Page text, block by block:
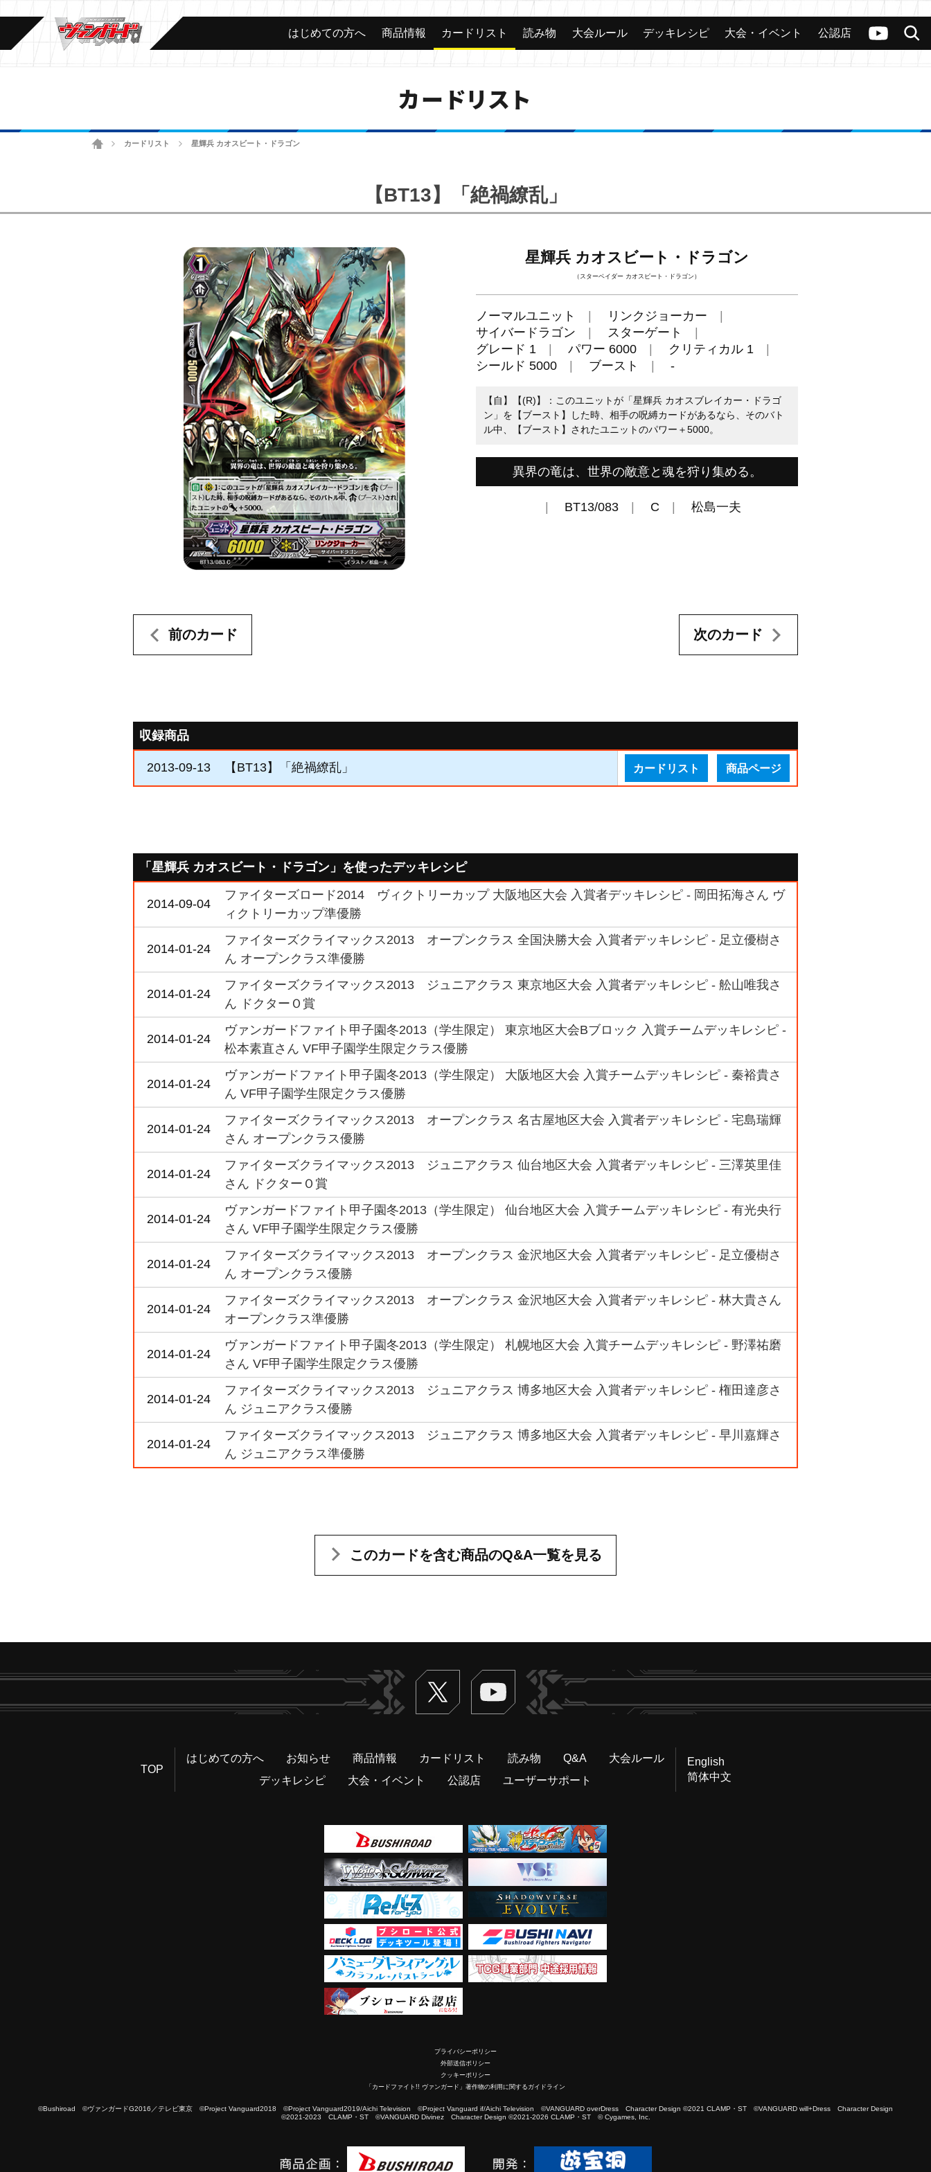
ヴァンガードch
検索
カード 大会 公認店舗 その他
はじめての方へ 商品情報 カードリスト 読み物 大会ルール デッキレシピ 大会・イベント 公認店
カードリスト
ホームカードリスト 星輝兵 カオスビート・ドラゴン
【BT13】「絶禍繚乱」
星輝兵 カオスビート・ドラゴン
（スターベイダー カオスビート・ドラゴン）
ノーマルユニット
リンクジョーカー
サイバードラゴン
スターゲート
グレード 1
パワー 6000
クリティカル 1
シールド 5000
ブースト -
【自】【(R)】：このユニットが「星輝兵 カオスブレイカー・ドラゴ
ン」を【ブースト】した時、相手の呪縛カードがあるなら、そのバト
ル中、【ブースト】されたユニットのパワー＋5000。
異界の竜は、世界の敵意と魂を狩り集める。
BT13/083 C 松島一夫
前のカード 次のカード
収録商品
2013-09-13 【BT13】「絶禍繚乱」 カードリスト 商品ページ
「星輝兵 カオスビート・ドラゴン」を使ったデッキレシピ
2014-09-04
ファイターズロード2014 ヴィクトリーカップ 大阪地区大会 入賞者デッキレシピ - 岡田拓海さん ヴ
ィクトリーカップ準優勝
2014-01-24
ファイターズクライマックス2013 オープンクラス 全国決勝大会 入賞者デッキレシピ - 足立優樹さ
ん オープンクラス準優勝
2014-01-24
ファイターズクライマックス2013 ジュニアクラス 東京地区大会 入賞者デッキレシピ - 舩山唯我さ
ん ドクターＯ賞
2014-01-24
ヴァンガードファイト甲子園冬2013（学生限定） 東京地区大会Bブロック 入賞チームデッキレシピ -
松本素直さん VF甲子園学生限定クラス優勝
2014-01-24
ヴァンガードファイト甲子園冬2013（学生限定） 大阪地区大会 入賞チームデッキレシピ - 秦裕貴さ
ん VF甲子園学生限定クラス優勝
2014-01-24
ファイターズクライマックス2013 オープンクラス 名古屋地区大会 入賞者デッキレシピ - 宅島瑞輝
さん オープンクラス優勝
2014-01-24
ファイターズクライマックス2013 ジュニアクラス 仙台地区大会 入賞者デッキレシピ - 三澤英里佳
さん ドクターＯ賞
2014-01-24
ヴァンガードファイト甲子園冬2013（学生限定） 仙台地区大会 入賞チームデッキレシピ - 有光央行
さん VF甲子園学生限定クラス優勝
2014-01-24
ファイターズクライマックス2013 オープンクラス 金沢地区大会 入賞者デッキレシピ - 足立優樹さ
ん オープンクラス優勝
2014-01-24
ファイターズクライマックス2013 オープンクラス 金沢地区大会 入賞者デッキレシピ - 林大貴さん
オープンクラス準優勝
2014-01-24
ヴァンガードファイト甲子園冬2013（学生限定） 札幌地区大会 入賞チームデッキレシピ - 野澤祐磨
さん VF甲子園学生限定クラス優勝
2014-01-24
ファイターズクライマックス2013 ジュニアクラス 博多地区大会 入賞者デッキレシピ - 権田達彦さ
ん ジュニアクラス優勝
2014-01-24
ファイターズクライマックス2013 ジュニアクラス 博多地区大会 入賞者デッキレシピ - 早川嘉輝さ
ん ジュニアクラス準優勝
このカードを含む商品のQ&A一覧を見る
Twitter ヴァンガードch
TOP
はじめての方へ お知らせ 商品情報 カードリスト 読み物 Q&A
大会ルール
デッキレシピ
大会・イベント 公認店 ユーザーサポート
English
简体中文
プライバシーポリシー
外部送信ポリシー
クッキーポリシー
「カードファイト!! ヴァンガード」著作物の利用に関するガイドライン
©Bushiroad ©ヴァンガードG2016／テレビ東京 ©Project Vanguard2018 ©Project Vanguard2019/Aichi Television ©Project Vanguard if/Aichi Television ©VANGUARD overDress Character Design ©2021 CLAMP・ST ©VANGUARD will+Dress Character Design
©2021-2023 CLAMP・ST ©VANGUARD Divinez Character Design ©2021-2026 CLAMP・ST © Cygames, Inc.